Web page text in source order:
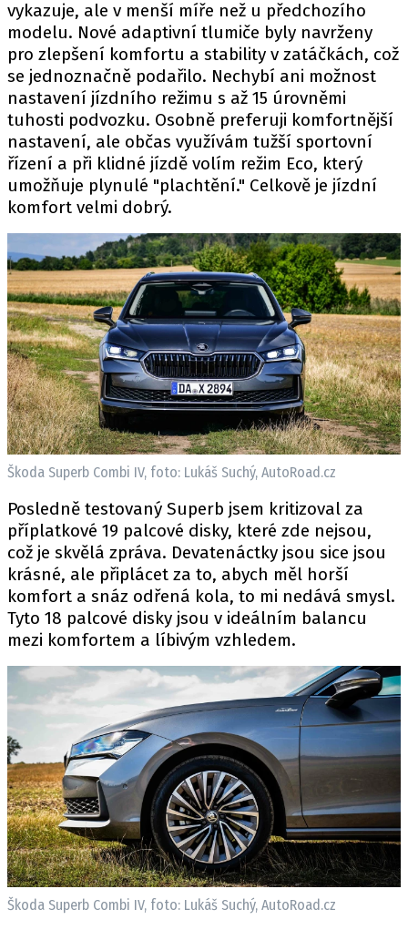
vykazuje, ale v menší míře než u předchozího
modelu. Nové adaptivní tlumiče byly navrženy
pro zlepšení komfortu a stability v zatáčkách, což
se jednoznačně podařilo. Nechybí ani možnost
nastavení jízdního režimu s až 15 úrovněmi
tuhosti podvozku. Osobně preferuji komfortnější
nastavení, ale občas využívám tužší sportovní
řízení a při klidné jízdě volím režim Eco, který
umožňuje plynulé "plachtění." Celkově je jízdní
komfort velmi dobrý.
Škoda Superb Combi IV, foto: Lukáš Suchý, AutoRoad.cz
Posledně testovaný Superb jsem kritizoval za
příplatkové 19 palcové disky, které zde nejsou,
což je skvělá zpráva. Devatenáctky jsou sice jsou
krásné, ale připlácet za to, abych měl horší
komfort a snáz odřená kola, to mi nedává smysl.
Tyto 18 palcové disky jsou v ideálním balancu
mezi komfortem a líbivým vzhledem.
Škoda Superb Combi IV, foto: Lukáš Suchý, AutoRoad.cz